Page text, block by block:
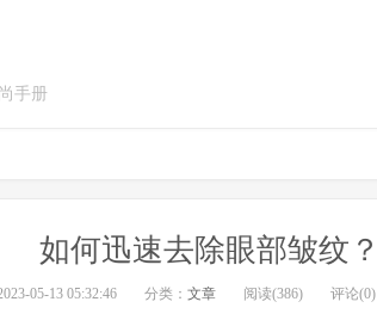
手册
如何迅速去除眼部皱纹？
05-13 05:32:46 分类： 文章 阅读(386) 评论(0)